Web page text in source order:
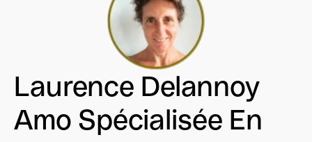
Laurence Delannoy
Amo Spécialisée En